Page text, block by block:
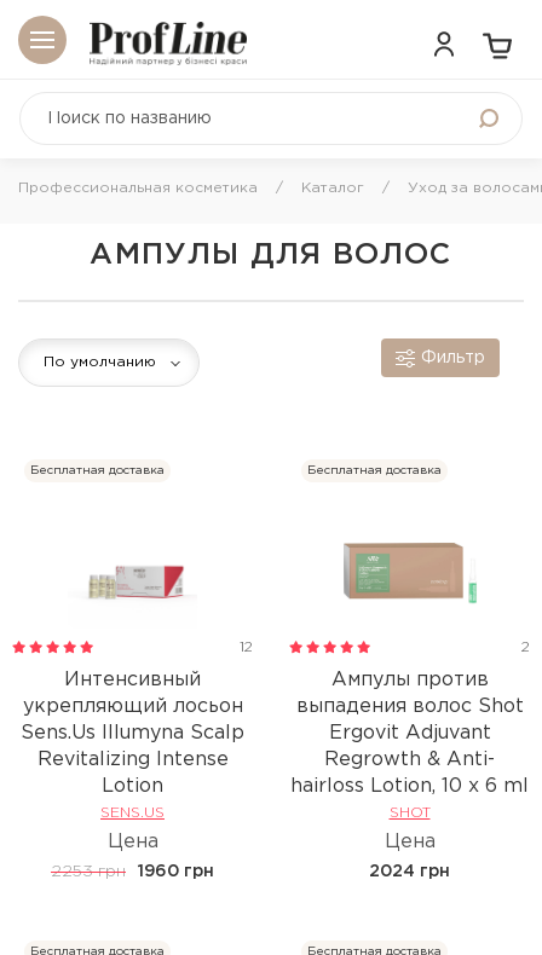
Профессиональная косметика Каталог Уход за
АМПУЛЫ ДЛЯ ВОЛОС
По умолчанию Фильтр
Бесплатная доставка
12
Интенсивный
укрепляющий лосьон
Sens.Us Illumyna Scalp
Revitalizing Intense
Lotion
SENS.US
Цена
2253 грн 1960 грн
Бесплатная доставка
2
Ампулы против
выпадения волос Shot
Ergovit Adjuvant
Regrowth & Anti-
hairloss Lotion, 10 x 6 ml
SHOT
Цена
2024 грн
Бесплатная доставка Бесплатная доставка